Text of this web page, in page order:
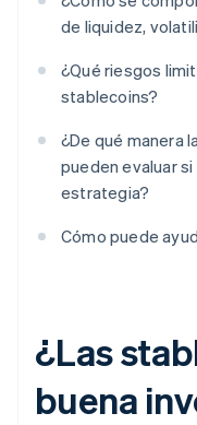
de liquidez,
¿Qué riesgos
stablecoins?
¿De qué manera
pueden evaluar
estrategia?
Cómo puede
¿Las
buena